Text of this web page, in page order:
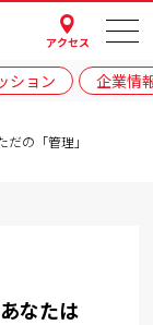
アクセス
ション 企業情
の「管理」
なたは